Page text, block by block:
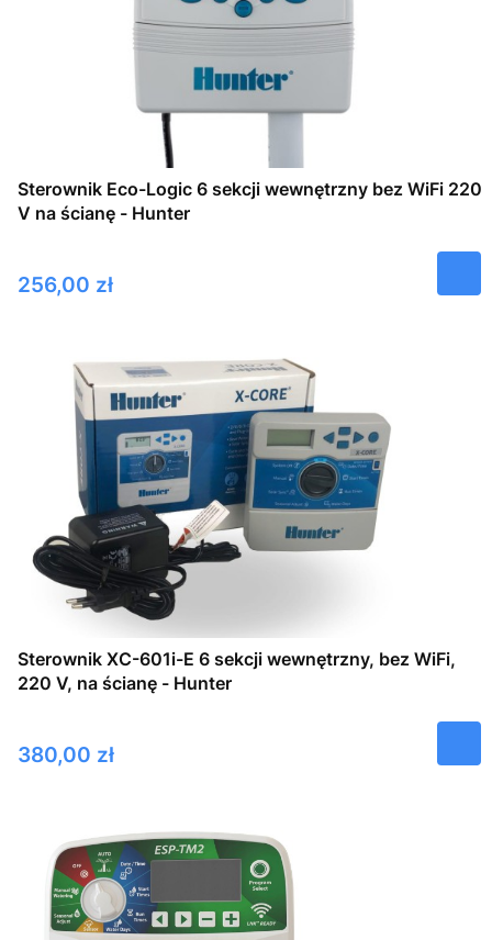
Sterownik Eco-Logic 6 sekcji wewnętrzny bez WiFi 220
V na ścianę - Hunter
Cena
256,00 zł
Sterownik XC-601i-E 6 sekcji wewnętrzny, bez WiFi,
220 V, na ścianę - Hunter
Cena
380,00 zł